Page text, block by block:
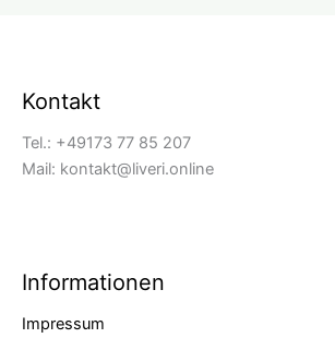
Kontakt
Tel.: +49173 77 85 207
Mail: kontakt@liveri.online
Informationen
Impressum